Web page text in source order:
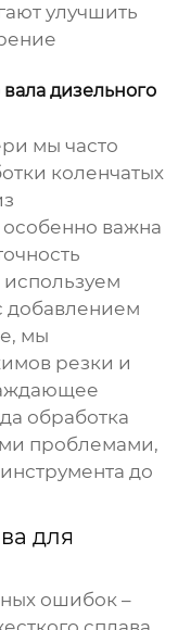
улучшить
дизельного
мы часто
коленчатых
особенно важна
добавлением
мы
резки и
обработка
проблемами,
до
для
ошибок –